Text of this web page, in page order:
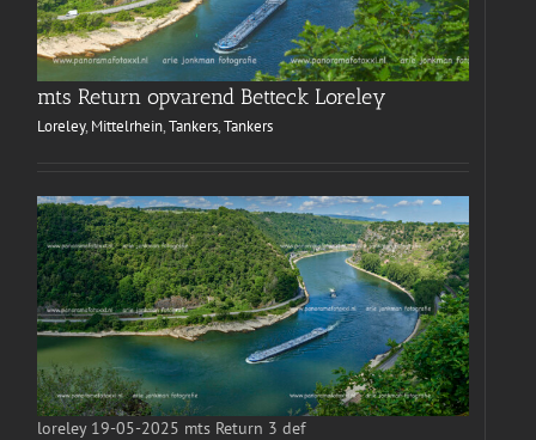
mts Return opvarend Betteck Loreley
Loreley, Mittelrhein,Tankers,Tankers
loreley 19-05-2025 mts Return 3 def